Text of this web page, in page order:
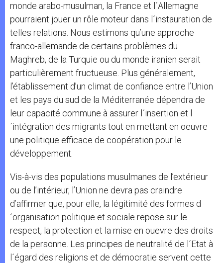
monde arabo-musulman, la France et l´Allemagne
pourraient jouer un rôle moteur dans l´instauration de
telles relations. Nous estimons qu’une approche
franco-allemande de certains problèmes du
Maghreb, de la Turquie ou du monde iranien serait
particulièrement fructueuse. Plus généralement,
l’établissement d’un climat de confiance entre l’Union
et les pays du sud de la Méditerranée dépendra de
leur capacité commune à assurer l´insertion et l
´intégration des migrants tout en mettant en oeuvre
une politique efficace de coopération pour le
développement.
Vis-à-vis des populations musulmanes de l’extérieur
ou de l’intérieur, l’Union ne devra pas craindre
d’affirmer que, pour elle, la légitimité des formes d
´organisation politique et sociale repose sur le
respect, la protection et la mise en ouevre des droits
de la personne. Les principes de neutralité de l´Etat à
l´égard des religions et de démocratie servent cette